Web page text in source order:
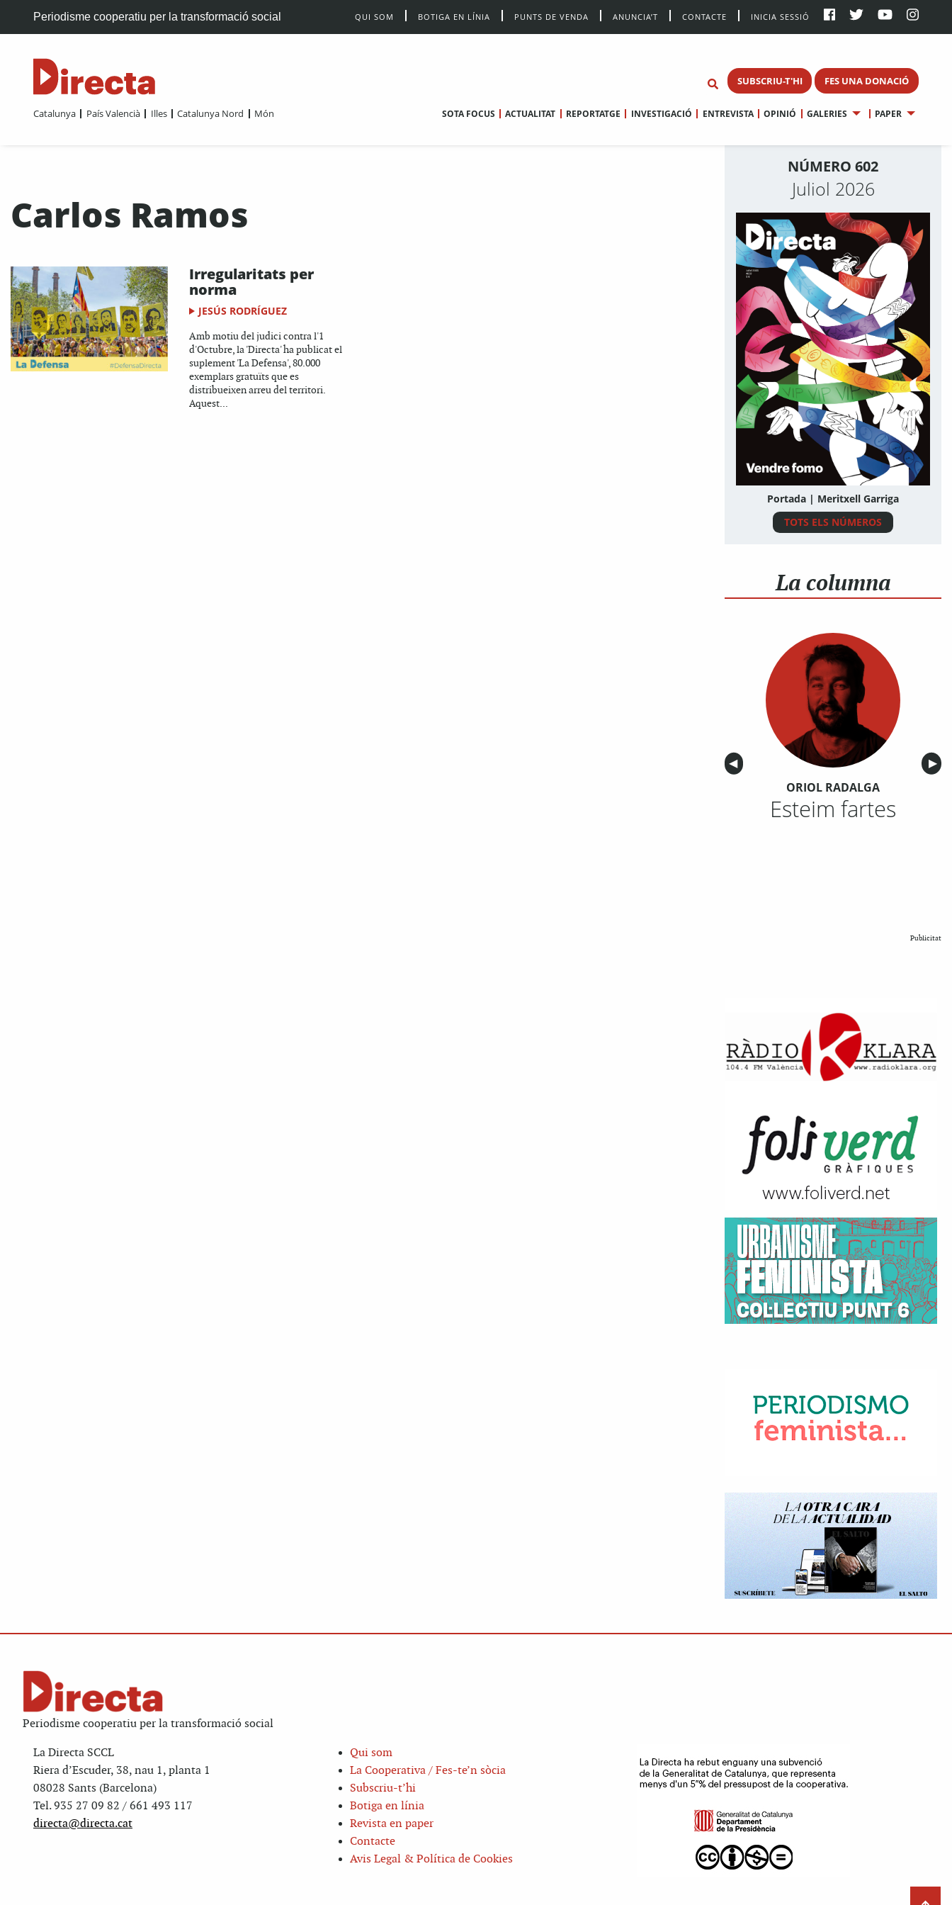
Periodisme cooperatiu per la transformació social QUI SOM BOTIGA EN LÍNIA PUNTS DE VENDA ANUNCIA’T CONTACTE INICIA SESSIÓ
SUBSCRIU-T'HI FES UNA DONACIÓ
Catalunya País Valencià Illes Catalunya Nord Món SOTA FOCUS ACTUALITAT REPORTATGE INVESTIGACIÓ ENTREVISTA OPINIÓ GALERIES PAPER
Carlos Ramos
Irregularitats per
norma
JESÚS RODRÍGUEZ
Amb motiu del judici contra l'1
d'Octubre, la 'Directa' ha publicat el
suplement 'La Defensa', 80.000
exemplars gratuïts que es
distribueixen arreu del territori.
Aquest...
NÚMERO 602
Juliol 2026
Portada | Meritxell Garriga
TOTS ELS NÚMEROS
La columna
Anterior
◀︎ ▶︎
ORIOL RADALGA
Esteim fartes
Publicitat
Periodisme cooperatiu per la transformació social
La Directa SCCL
Riera d’Escuder, 38, nau 1, planta 1
08028 Sants (Barcelona)
Tel. 935 27 09 82 / 661 493 117
directa@directa.cat
Qui som
La Cooperativa / Fes-te’n sòcia
Subscriu-t’hi
Botiga en línia
Revista en paper
Contacte
Avis Legal & Política de Cookies